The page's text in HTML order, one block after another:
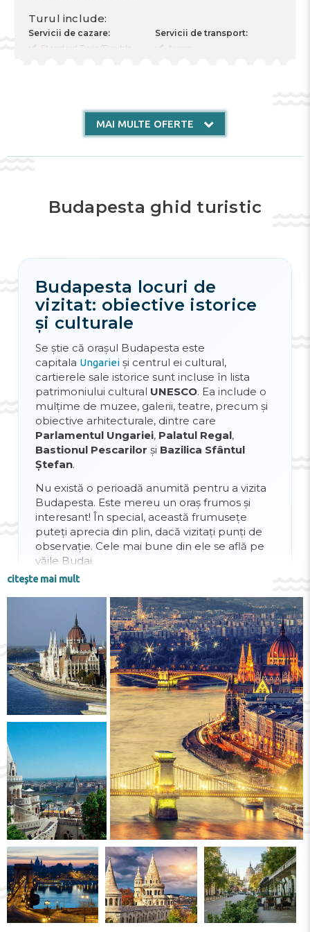
Turul include:
Servicii de cazare:
Standard Twin/Double
Plecare 07.04.2026
Servicii de transport:
Avion
MAI MULTE OFERTE
Budapesta ghid turistic
Budapesta locuri de
vizitat: obiective istorice
și culturale
Se știe că orașul Budapesta este
capitala Ungariei și centrul ei cultural,
cartierele sale istorice sunt incluse în lista
patrimoniului cultural UNESCO. Ea include o
mulțime de muzee, galerii, teatre, precum și
obiective arhitecturale, dintre care
Parlamentul Ungariei, Palatul Regal,
Bastionul Pescarilor și Bazilica Sfântul
Ștefan.
Nu există o perioadă anumită pentru a vizita
Budapesta. Este mereu un oraș frumos și
interesant! În special, această frumusețe
puteți aprecia din plin, dacă vizitați punți de
observație. Cele mai bune din ele se află pe
văile Budai.
În caz că nu cunoașteți ce să vizitați în
Budapesta, vă recomandăm băile dinsecolul
Rudas Gyógyfürdő– un complex de băi,
care funcționează și în prezent. Locul are o
valoare enormă din punct de vedere
arhitectural. O impresie vor crea băile
Szechenyi, care sunt situate pe izvoarele
termale cu temperatura apei de până la42
de grade.
Continuând tema arhitecturii, o impresie
specială va creaTeatrul de Operă din
Budapesta, construit însecolul XIX, fiind pe
al treilea loc la calitatea acustică dintre
teatrele europene.
Vă va ajuta să gustați din bucătăria națională
și să luați cunoștință cu adevărata savoare
maghiară cea mai veche piață -
Nagyvásárcsarnok, situată în centrul
orașului. Nu departe de ea se aflăPiața
Eroilor, monumentele căreia le puteți vedea
deseori pe harta orașului.
Cea mai frumoasă priveliște spre oraș se
citește mai mult